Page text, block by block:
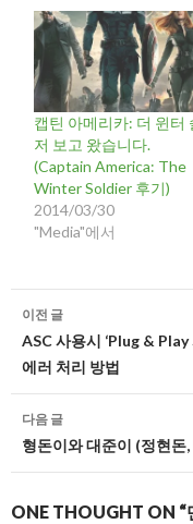
캡틴 아메리카: 더 윈터
저 보고 왔습니다.
(Captain America: The
Winter Soldier 후기)
2014/03/30
"Media"에서
글
네
비
게
이
션
이전 글
ASC 사용시 ‘Plug & Play
에러 처리 방법
다음 글
형돈이와 대준이 (정현
ONE THOUGHT ON “